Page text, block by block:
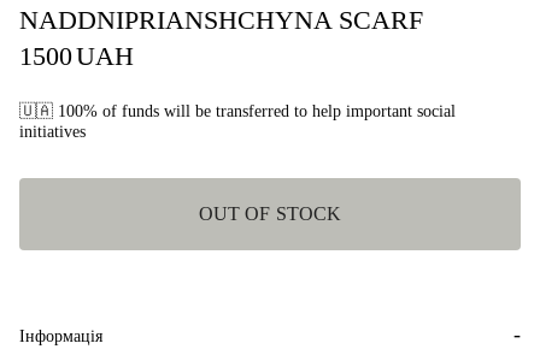
NADDNIPRIANSHCHYNA SCARF
1500UAH
🇺🇦 100% of funds will be transferred to help important social
initiatives
OUT OF STOCK
Інформація